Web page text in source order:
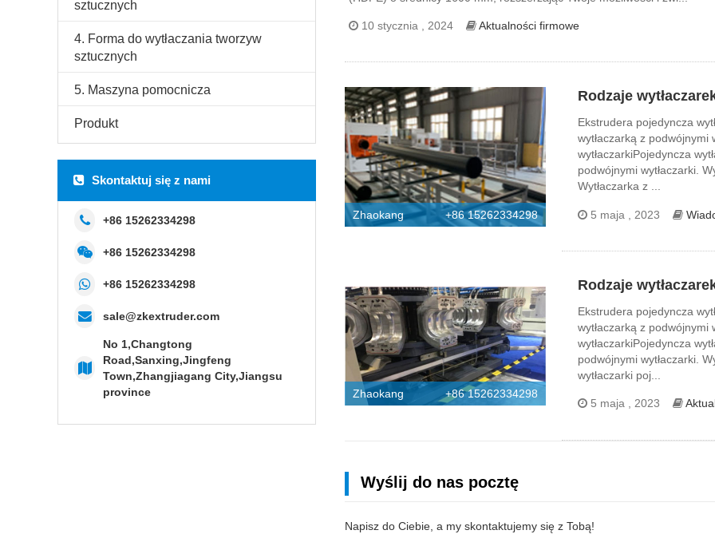
sztucznych
4. Forma do wytłaczania tworzyw
sztucznych
5. Maszyna pomocnicza
Produkt
Skontaktuj się z nami
+86 15262334298
+86 15262334298
+86 15262334298
sale@zkextruder.com
No 1,Changtong
Road,Sanxing,Jingfeng
Town,Zhangjiagang City,Jiangsu
province
10 stycznia , 2024 Aktualności firmowe
Zhaokang +86 15262334298
Rodzaje
Ekstrudera pojedyncza
wytłaczarką z podwójnymi
wytłaczarkiPojedyncza
podwójnymi wytłaczarki.
Wytłaczarka z ...
5 maja , 2023
Zhaokang +86 15262334298
Rodzaje
Ekstrudera pojedyncza
wytłaczarką z podwójnymi
wytłaczarkiPojedyncza
podwójnymi wytłaczarki.
wytłaczarki poj...
5 maja , 2023
Wyślij do nas pocztę
Napisz do Ciebie, a my skontaktujemy się z Tobą!